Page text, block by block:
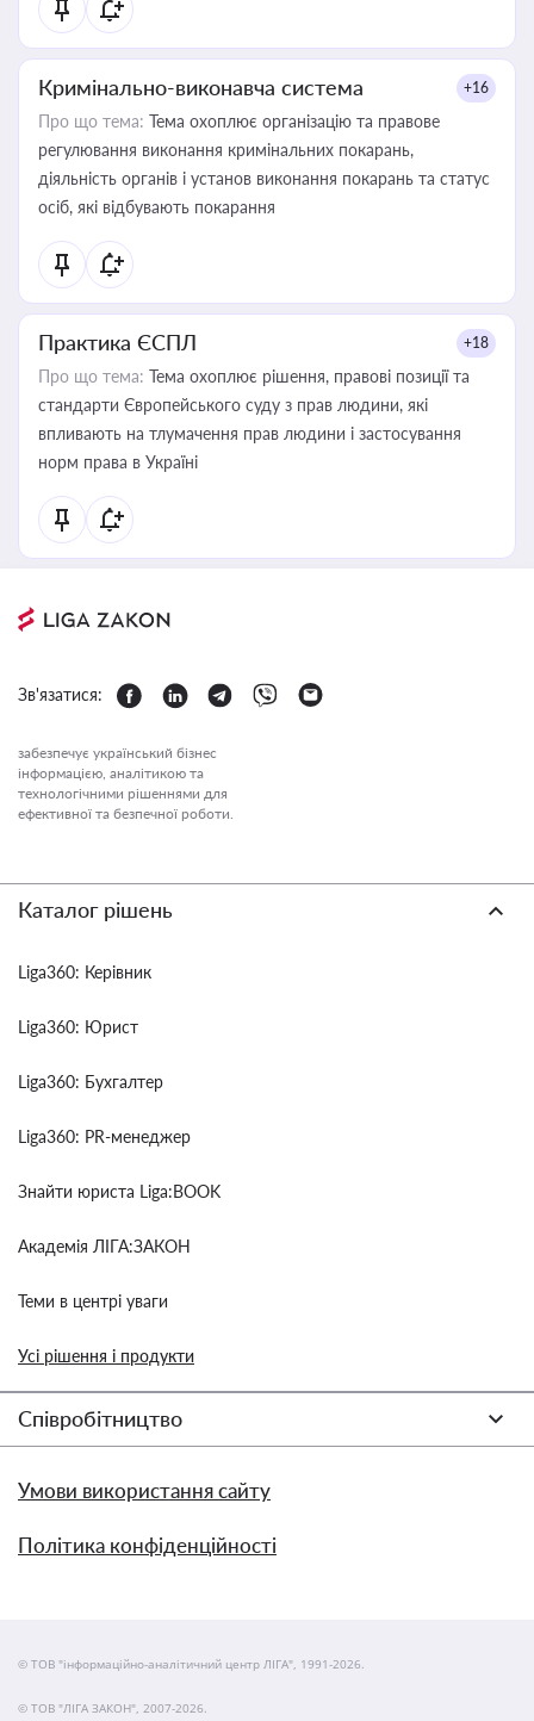
Кримінально-виконавча система +16
Про що тема: Тема охоплює організацію та правове
регулювання виконання кримінальних покарань,
діяльність органів і установ виконання покарань та статус
осіб, які відбувають покарання
Практика ЄСПЛ +18
Про що тема: Тема охоплює рішення, правові позиції та
стандарти Європейського суду з прав людини, які
впливають на тлумачення прав людини і застосування
норм права в Україні
Зв'язатися:
забезпечує український бізнес
інформацією, аналітикою та
технологічними рішеннями для
ефективної та безпечної роботи.
Каталог рішень
Liga360: Керівник
Liga360: Юрист
Liga360: Бухгалтер
Liga360: PR-менеджер
Знайти юриста Liga:BOOK
Академія ЛІГА:ЗАКОН
Теми в центрі уваги
Усі рішення і продукти
Співробітництво
Умови використання сайту
Політика конфіденційності
© ТОВ "інформаційно-аналітичний центр ЛІГА", 1991-2026.
© ТОВ "ЛІГА ЗАКОН", 2007-2026.